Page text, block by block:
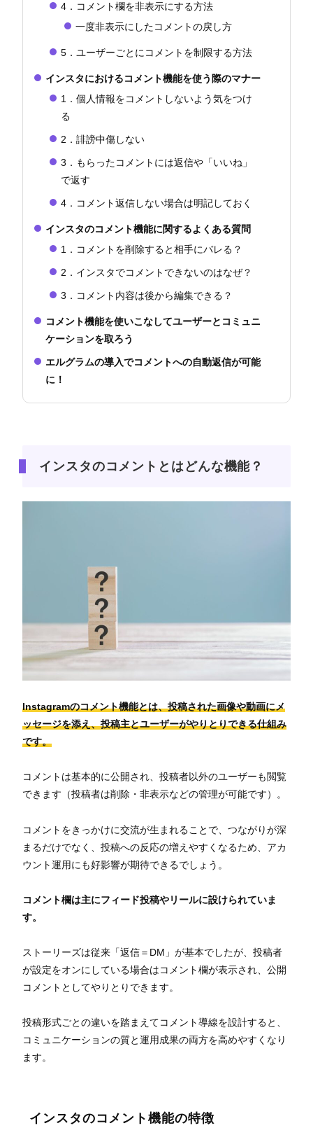
4．コメント欄を非表示にする方法
一度非表示にしたコメントの戻し方
5．ユーザーごとにコメントを制限する方法
インスタにおけるコメント機能を使う際のマナー
1．個人情報をコメントしないよう気をつけ
る
2．誹謗中傷しない
3．もらったコメントには返信や「いいね」
で返す
4．コメント返信しない場合は明記しておく
インスタのコメント機能に関するよくある質問
1．コメントを削除すると相手にバレる？
2．インスタでコメントできないのはなぜ？
3．コメント内容は後から編集できる？
コメント機能を使いこなしてユーザーとコミュニ
ケーションを取ろう
エルグラムの導入でコメントへの自動返信が可能
に！
インスタのコメントとはどんな機能？
Instagramのコメント機能とは、投稿された画像や動画にメ
ッセージを添え、投稿主とユーザーがやりとりできる仕組み
です。
コメントは基本的に公開され、投稿者以外のユーザーも閲覧
できます（投稿者は削除・非表示などの管理が可能です）。
コメントをきっかけに交流が生まれることで、つながりが深
まるだけでなく、投稿への反応の増えやすくなるため、アカ
ウント運用にも好影響が期待できるでしょう。
コメント欄は主にフィード投稿やリールに設けられていま
す。
ストーリーズは従来「返信＝DM」が基本でしたが、投稿者
が設定をオンにしている場合はコメント欄が表示され、公開
コメントとしてやりとりできます。
投稿形式ごとの違いを踏まえてコメント導線を設計すると、
コミュニケーションの質と運用成果の両方を高めやすくなり
ます。
インスタのコメント機能の特徴